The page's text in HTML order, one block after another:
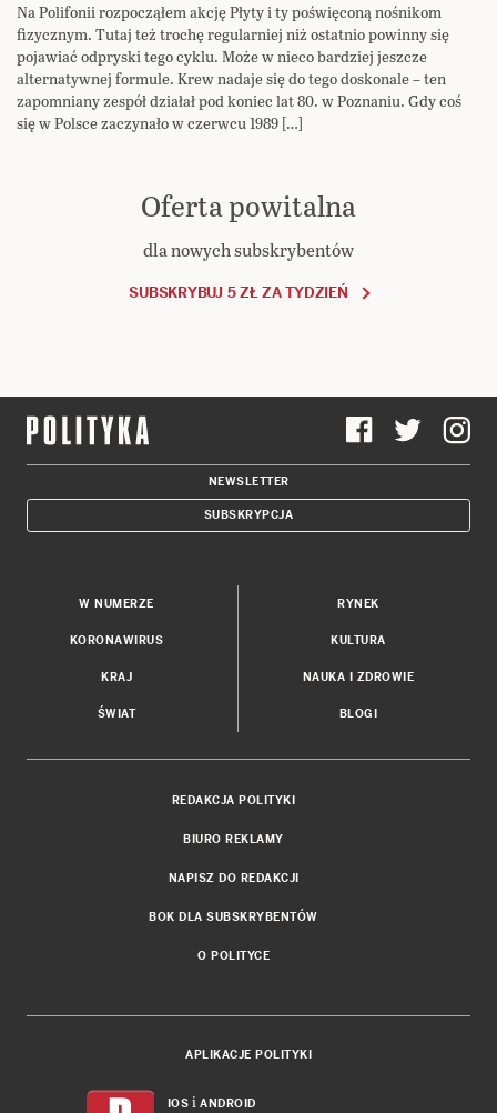
Na Polifonii rozpocząłem akcję Płyty i ty poświęconą nośnikom
fizycznym. Tutaj też trochę regularniej niż ostatnio powinny się
pojawiać odpryski tego cyklu. Może w nieco bardziej jeszcze
alternatywnej formule. Krew nadaje się do tego doskonale – ten
zapomniany zespół działał pod koniec lat 80. w Poznaniu. Gdy coś
się w Polsce zaczynało w czerwcu 1989 […]
Oferta powitalna
dla nowych subskrybentów
SUBSKRYBUJ 5 ZŁ ZA TYDZIEŃ
NEWSLETTER
SUBSKRYPCJA
W NUMERZE
KORONAWIRUS
KRAJ
ŚWIAT
RYNEK
KULTURA
NAUKA I ZDROWIE
BLOGI
REDAKCJA POLITYKI
BIURO REKLAMY
NAPISZ DO REDAKCJI
BOK DLA SUBSKRYBENTÓW
O POLITYCE
APLIKACJE POLITYKI
IOS i ANDROID